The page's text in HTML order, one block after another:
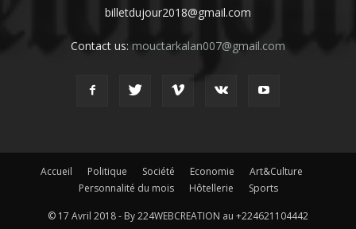
billetdujour2018@gmail.com
Contact us: mouctarkalan007@gmail.com
Accueil Politique Société Economie
Art&Culture
Personnalité du mois
Hôtellerie Sports
© 17 Avril 2018 - By 224WEBCREATION au +224621104442